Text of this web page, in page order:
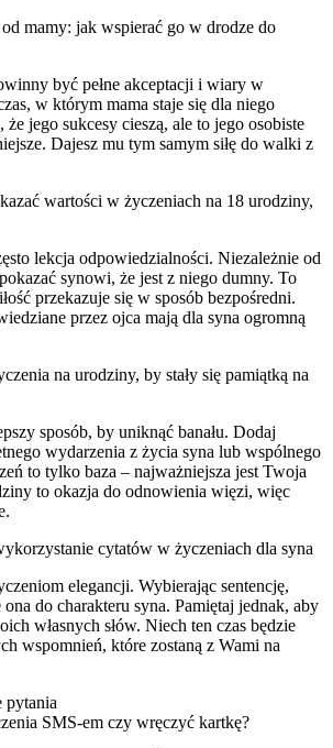
mamy: jak wspierać go w drodze do
być pełne akceptacji i wiary w
w którym mama staje się dla niego
że jego sukcesy cieszą, ale to jego osobiste
Dajesz mu tym samym siłę do walki z
wartości w życzeniach na 18 urodziny,
lekcja odpowiedzialności. Niezależnie od
synowi, że jest z niego dumny. To
przekazuje się w sposób bezpośredni.
przez ojca mają dla syna ogromną
na urodziny, by stały się pamiątką na
sposób, by uniknąć banału. Dodaj
wydarzenia z życia syna lub wspólnego
to tylko baza – najważniejsza jest Twoja
to okazja do odnowienia więzi, więc
cytatów w życzeniach dla syna
elegancji. Wybierając sentencję,
do charakteru syna. Pamiętaj jednak, aby
własnych słów. Niech ten czas będzie
wspomnień, które zostaną z Wami na
pytania
SMS-em czy wręczyć kartkę?